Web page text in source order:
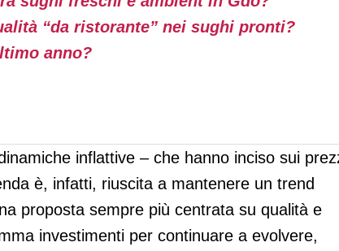
“da ristorante” nei sughi pronti?
anno?
inflattive – che hanno inciso sui
è, infatti, riuscita a mantenere un trend
proposta sempre più centrata su qualità e
investimenti per continuare a evolvere,